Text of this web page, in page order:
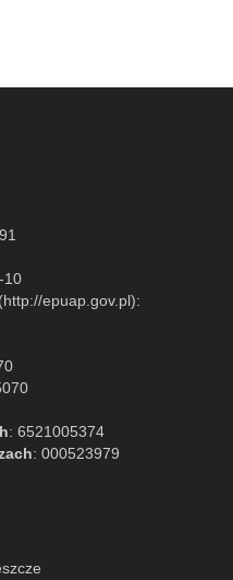
10
epuap.gov.pl):
: 6521005374
: 000523979